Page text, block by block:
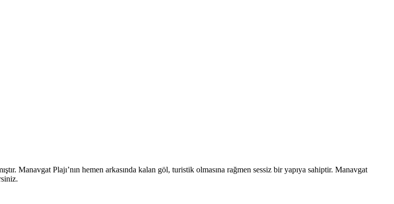
Manavgat Plajı’nın hemen arkasında kalan göl, turistik olmasına rağmen sessiz bir yapıya sahiptir. Manavgat